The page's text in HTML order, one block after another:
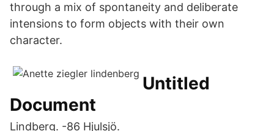
through a mix of spontaneity and deliberate
intensions to form objects with their own
character.
Untitled
Document
Lindberg. -86 Hjulsjö.